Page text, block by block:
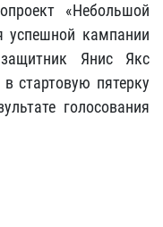
«Небольшой
успешной кампании
Янис Якс
стартовую пятерку
голосования